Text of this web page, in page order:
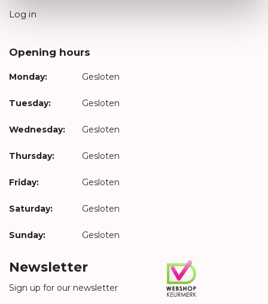
Log in
Opening hours
Monday: Gesloten
Tuesday: Gesloten
Wednesday: Gesloten
Thursday: Gesloten
Friday: Gesloten
Saturday: Gesloten
Sunday: Gesloten
Newsletter
Sign up for our newsletter